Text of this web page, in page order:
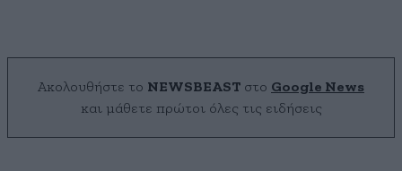
Ακολουθήστε το NEWSBEAST στο Google News
και μάθετε πρώτοι όλες τις ειδήσεις